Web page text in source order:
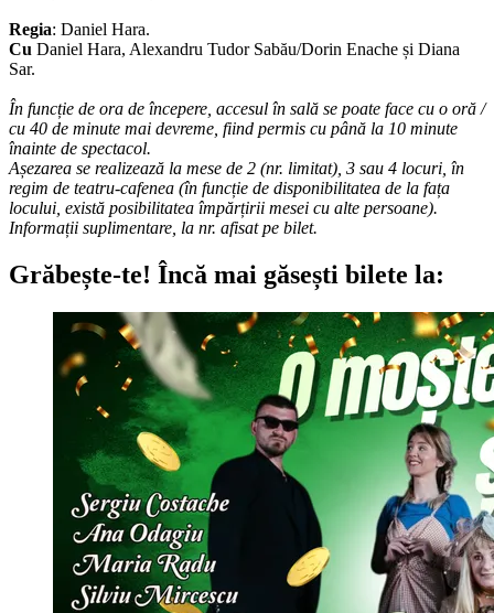
Regia: Daniel Hara.
Cu Daniel Hara, Alexandru Tudor Sabău/Dorin Enache și Diana
Sar.
În funcție de ora de începere, accesul în sală se poate face cu o oră /
cu 40 de minute mai devreme, fiind permis cu până la 10 minute
înainte de spectacol.
Așezarea se realizează la mese de 2 (nr. limitat), 3 sau 4 locuri, în
regim de teatru-cafenea (în funcție de disponibilitatea de la fața
locului, există posibilitatea împărțirii mesei cu alte persoane).
Informații suplimentare, la nr. afisat pe bilet.
Grăbește-te! Încă mai găsești bilete la: